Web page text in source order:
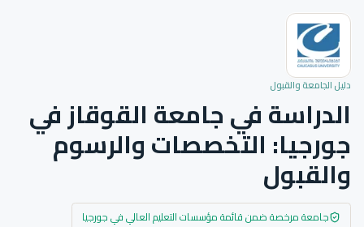
دليل الجامعة والقبول
الدراسة في جامعة القوقاز في
جورجيا: التخصصات والرسوم
والقبول
جامعة مرخصة ضمن قائمة مؤسسات التعليم العالي في جورجيا